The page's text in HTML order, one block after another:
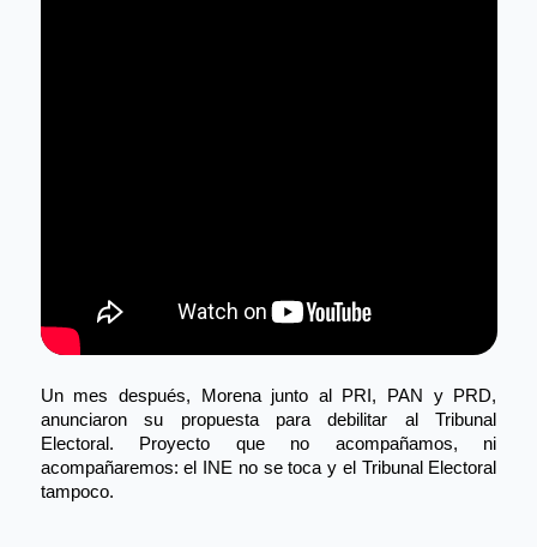
Un mes después, Morena junto al PRI, PAN y PRD,
anunciaron su propuesta para debilitar al Tribunal
Electoral. Proyecto que no acompañamos, ni
acompañaremos: el INE no se toca y el Tribunal Electoral
tampoco.